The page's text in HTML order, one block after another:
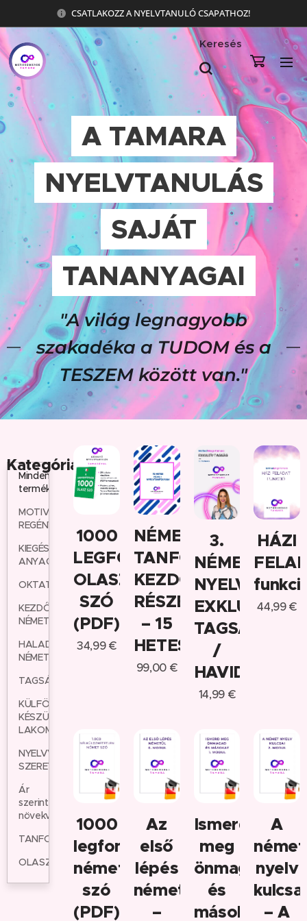
CSATLAKOZZ A NYELVTANULÓ CSAPATHOZ!
Keresés
A TAMARA
NYELVTANULÁS
SAJÁT
TANANYAGAI
"A világ legnagyobb
szakadéka a TUDOM és a
TESZEM között van."
Kategóriák
Minden
termék
MOTIVÁCIÓS
REGÉNY
KIEGÉSZÍTŐ
ANYAGOK
OKTATÓCSOMAGOK
KEZDŐ
NÉMET
HALADÓ
NÉMET
TAGSÁGOK
KÜLFÖLDRE
KÉSZÜLÖK/KÜLFÖLDÖN
LAKOM
NYELVVIZSGÁT
SZERETNÉK
Ár
szerint
növekvő
TANFOLYAMOK
OLASZ
1000
LEGFONTOSABB
OLASZ
SZÓ
(PDF)
34,99€
NÉMET
TANFOLYAM
KEZDŐK
RÉSZÉRE
– 15
HETES
99,00 €
3.
NÉMET
NYELVI
EXKLUZÍV
TAGSÁG
/
HAVIDÍJAS
14,99€
HÁZI
44,99€
1000
legfontosabb
német
szó
(PDF)
Az
első
lépés
németül
–
Ismerd
meg
önmagad
és
másokat
A
német
nyelv
kulcsai
– A